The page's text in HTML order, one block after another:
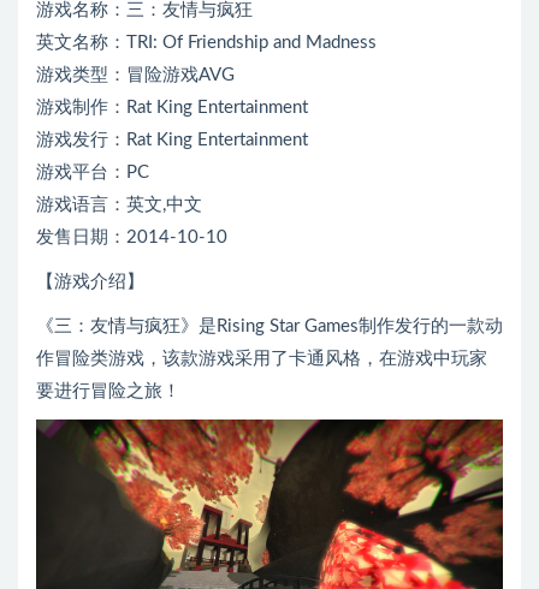
游戏名称：三：友情与疯狂
英文名称：TRI: Of Friendship and Madness
游戏类型：冒险游戏AVG
游戏制作：Rat King Entertainment
游戏发行：Rat King Entertainment
游戏平台：PC
游戏语言：英文,中文
发售日期：2014-10-10
【游戏介绍】
《三：友情与疯狂》是Rising Star Games制作发行的一款动
作冒险类游戏，该款游戏采用了卡通风格，在游戏中玩家
要进行冒险之旅！